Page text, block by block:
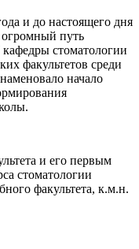
и до настоящего дня
огромный путь
стоматологии
факультетов среди
начало
и его первым
стоматологии
факультета, к.м.н.